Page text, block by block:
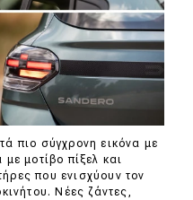
πιο σύγχρονη εικόνα με
μοτίβο πίξελ και
που ενισχύουν τον
Νέες ζάντες,